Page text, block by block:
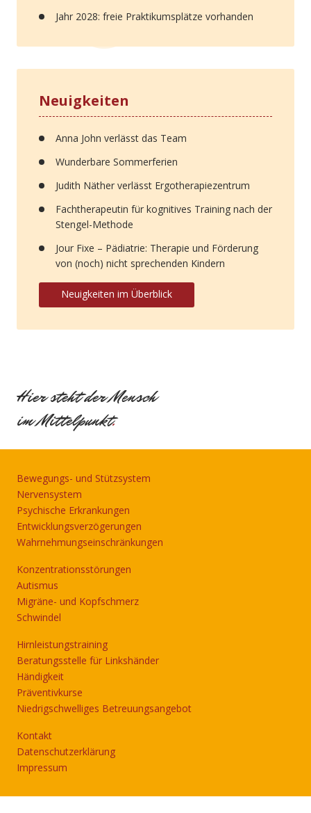
Jahr 2028: freie Praktikumsplätze vorhanden
Neuigkeiten
Anna John verlässt das Team
Wunderbare Sommerferien
Judith Näther verlässt Ergotherapiezentrum
Fachtherapeutin für kognitives Training nach der
Stengel-Methode
Jour Fixe – Pädiatrie: Therapie und Förderung
von (noch) nicht sprechenden Kindern
Neuigkeiten im Überblick
Hier steht der Mensch
im Mittelpunkt.
Bewegungs- und Stützsystem
Nervensystem
Psychische Erkrankungen
Entwicklungsverzögerungen
Wahrnehmungseinschränkungen
Konzentrationsstörungen
Autismus
Migräne- und Kopfschmerz
Schwindel
Hirnleistungstraining
Beratungsstelle für Linkshänder
Händigkeit
Präventivkurse
Niedrigschwelliges Betreuungsangebot
Kontakt
Datenschutzerklärung
Impressum